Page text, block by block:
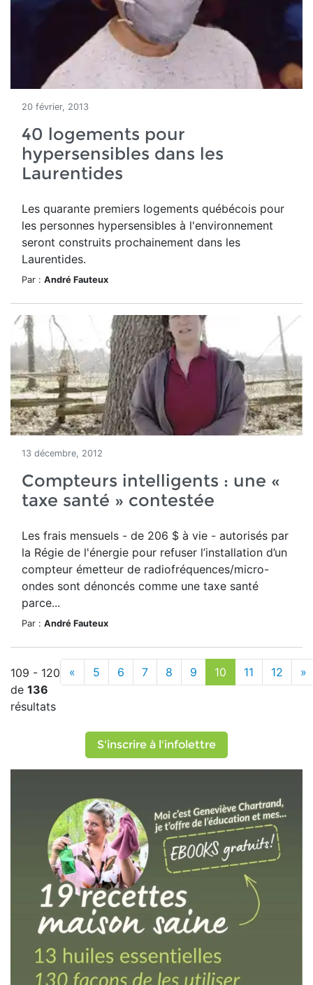
20 février, 2013
40 logements pour
hypersensibles dans les
Laurentides
Les quarante premiers logements québécois pour
les personnes hypersensibles à l'environnement
seront construits prochainement dans les
Laurentides.
Par : André Fauteux
13 décembre, 2012
Compteurs intelligents : une «
taxe santé » contestée
Les frais mensuels - de 206 $ à vie - autorisés par
la Régie de l'énergie pour refuser l’installation d’un
compteur émetteur de radiofréquences/micro-
ondes sont dénoncés comme une taxe santé
parce...
Par : André Fauteux
109 - 120
de 136
résultats
« 5 6 7 8 9 10 11 12 »
S'inscrire à l'infolettre